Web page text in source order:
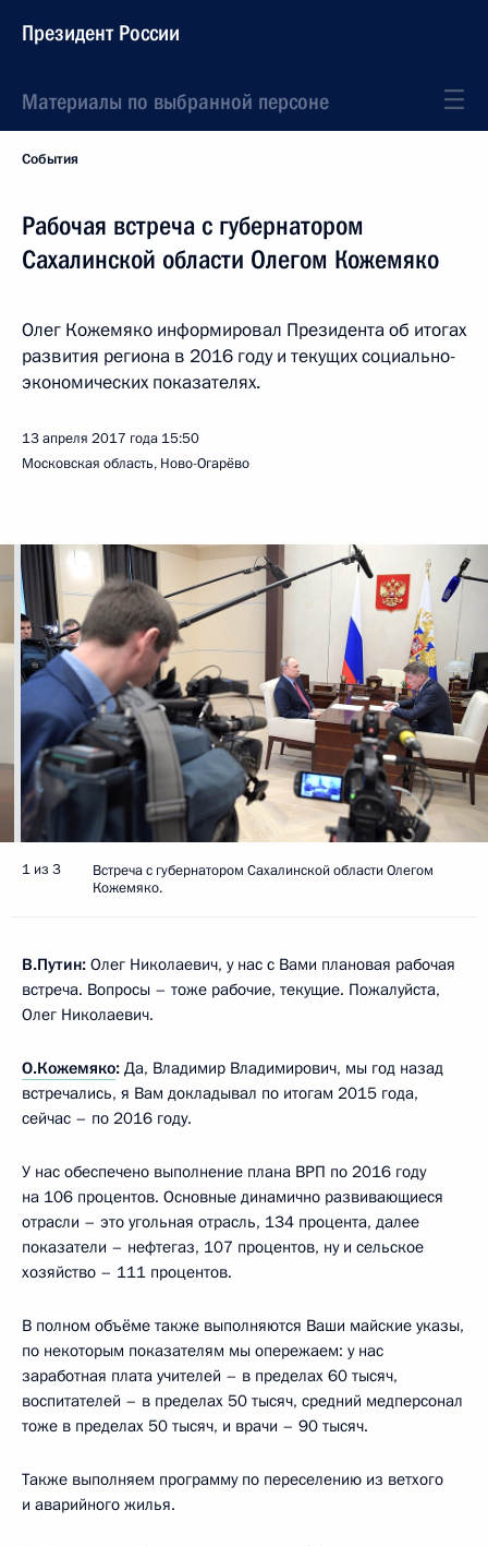
Президент России
Материалы по выбранной персоне
События
Рабочая встреча с губернатором
Сахалинской области Олегом Кожемяко
Олег Кожемяко информировал Президента об итогах
развития региона в 2016 году и текущих социально-
экономических показателях.
13 апреля 2017 года 15:50
Московская область, Ново-Огарёво
1 из 3
Встреча с губернатором Сахалинской области Олегом
Кожемяко.
В.Путин: Олег Николаевич, у нас с Вами плановая рабочая
встреча. Вопросы – тоже рабочие, текущие. Пожалуйста,
Олег Николаевич.
О.Кожемяко: Да, Владимир Владимирович, мы год назад
встречались, я Вам докладывал по итогам 2015 года,
сейчас – по 2016 году.
У нас обеспечено выполнение плана ВРП по 2016 году
на 106 процентов. Основные динамично развивающиеся
отрасли – это угольная отрасль, 134 процента, далее
показатели – нефтегаз, 107 процентов, ну и сельское
хозяйство – 111 процентов.
В полном объёме также выполняются Ваши майские указы,
по некоторым показателям мы опережаем: у нас
заработная плата учителей – в пределах 60 тысяч,
воспитателей – в пределах 50 тысяч, средний медперсонал
тоже в пределах 50 тысяч, и врачи – 90 тысяч.
Также выполняем программу по переселению из ветхого
и аварийного жилья.